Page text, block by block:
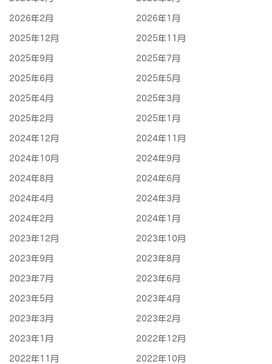
2026年2月 2026年1月
2025年12月 2025年11月
2025年9月 2025年7月
2025年6月 2025年5月
2025年4月 2025年3月
2025年2月 2025年1月
2024年12月 2024年11月
2024年10月 2024年9月
2024年8月 2024年6月
2024年4月 2024年3月
2024年2月 2024年1月
2023年12月 2023年10月
2023年9月 2023年8月
2023年7月 2023年6月
2023年5月 2023年4月
2023年3月 2023年2月
2023年1月 2022年12月
2022年11月 2022年10月